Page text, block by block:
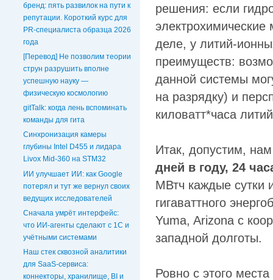
бренд: пять развилок на пути к
репутации. Короткий курс для
PR-специалиста образца 2026
года
[Перевод] Не позволим теории
струн разрушить вполне
успешную науку —
физическую космологию
gitTalk: когда лень вспоминать
команды для гита
Синхронизация камеры
глубины Intel D455 и лидара
Livox Mid-360 на STM32
ИИ улучшает ИИ: как Google
потерял и тут же вернул своих
ведущих исследователей
Сначала умрёт интерфейс:
что ИИ-агенты сделают с 1С и
учётными системами
Наш стек сквозной аналитики
для SaaS-сервиса:
коннекторы, хранилище, BI и
решения: если
деле, у литий-
преимуществ:
данной системы
на разрядку) и
киловатт*часа
Итак, допустим,
дней в году, 24
МВтч каждые сутки
гигаваттного
Yuma, Arizona с
западной долготы.
Ровно с этого